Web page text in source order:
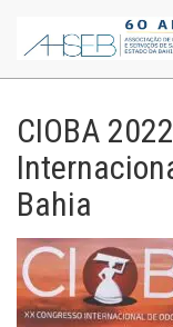
CIOBA
Bahia